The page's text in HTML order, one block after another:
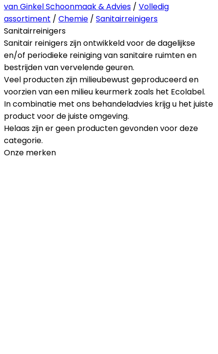
van Ginkel Schoonmaak & Advies / Volledig
assortiment / Chemie / Sanitairreinigers
Sanitairreinigers
Sanitair reinigers zijn ontwikkeld voor de dagelijkse
en/of periodieke reiniging van sanitaire ruimten en
bestrijden van vervelende geuren.
Veel producten zijn milieubewust geproduceerd en
voorzien van een milieu keurmerk zoals het Ecolabel.
In combinatie met ons behandeladvies krijg u het juiste
product voor de juiste omgeving.
Helaas zijn er geen producten gevonden voor deze
categorie.
Onze merken